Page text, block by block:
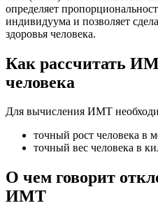
определяет
индивидуума и позволяет
здоровья человека.
Как рассчитать
человека
Для вычисления ИМТ
точный рост человека в
точный вес человека в
О чем говорит
ИМТ